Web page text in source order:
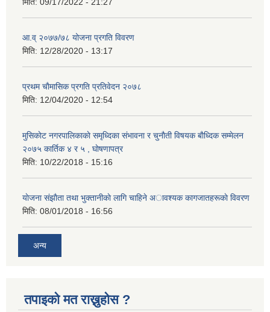
आ.व् २०७७/७८ योजना प्रगति विवरण
मिति: 12/28/2020 - 13:17
प्रथम चाैमासिक प्रगति प्रतिवेदन २०७८
मिति: 12/04/2020 - 12:54
मुसिकाेट नगरपालिकाकाे समृध्दिका संभावना र चुनाैती विषयक बाैध्दिक सम्मेलन
२०७५ कार्तिक ४ र ५ , घाेषणापत्र
मिति: 10/22/2018 - 15:16
याेजना संझाैता तथा भुक्तानीकाे लागि चाहिने अावश्यक कागजातहरूकाे विवरण
मिति: 08/01/2018 - 16:56
अन्य
तपाइको मत राख्नुहोस ?